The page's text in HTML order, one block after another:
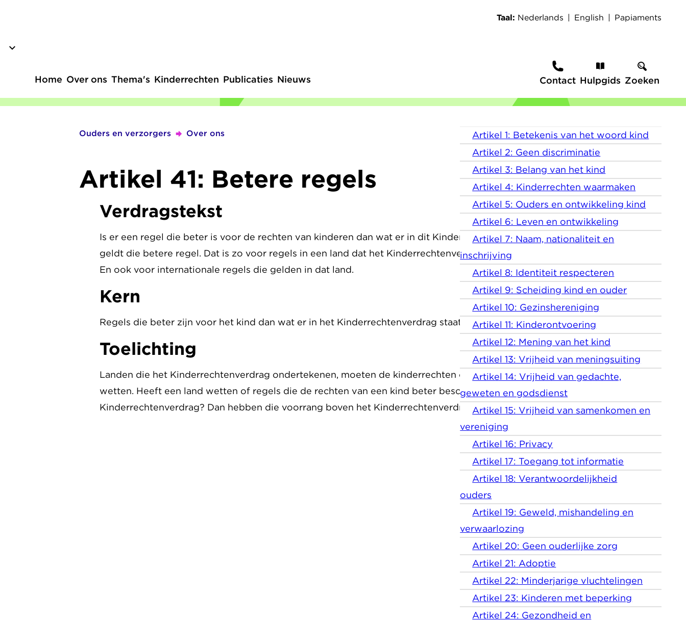
Home Over ons Thema's Kinderrechten Publicaties Nieuws
Secundaire
navigatie
Contact Hulpgids Zoeken
Taal Nederlands English Papiaments
Ouders en verzorgers Over ons
Artikel 41: Betere regels
Verdragstekst
Is er een regel die beter is voor de rechten van kinderen dan wat er in dit Kinderrechtenverdrag staat? Dan
geldt die betere regel. Dat is zo voor regels in een land dat het Kinderrechtenverdrag heeft ondertekend.
En ook voor internationale regels die gelden in dat land.
Kern
Regels die beter zijn voor het kind dan wat er in het Kinderrechtenverdrag staat, hebben voorrang.
Toelichting
Landen die het Kinderrechtenverdrag ondertekenen, moeten de kinderrechten opnemen in hun nationale
wetten. Heeft een land wetten of regels die de rechten van een kind beter beschermen dan het
Kinderrechtenverdrag? Dan hebben die voorrang boven het Kinderrechtenverdrag.
Kennismenu
Artikel 1: Betekenis van het woord kind
Artikel 2: Geen discriminatie
Artikel 3: Belang van het kind
Artikel 4: Kinderrechten waarmaken
Artikel 5: Ouders en ontwikkeling kind
Artikel 6: Leven en ontwikkeling
Artikel 7: Naam, nationaliteit en
inschrijving
Artikel 8: Identiteit respecteren
Artikel 9: Scheiding kind en ouder
Artikel 10: Gezinshereniging
Artikel 11: Kinderontvoering
Artikel 12: Mening van het kind
Artikel 13: Vrijheid van meningsuiting
Artikel 14: Vrijheid van gedachte,
geweten en godsdienst
Artikel 15: Vrijheid van samenkomen en
vereniging
Artikel 16: Privacy
Artikel 17: Toegang tot informatie
Artikel 18: Verantwoordelijkheid
ouders
Artikel 19: Geweld, mishandeling en
verwaarlozing
Artikel 20: Geen ouderlijke zorg
Artikel 21: Adoptie
Artikel 22: Minderjarige vluchtelingen
Artikel 23: Kinderen met beperking
Artikel 24: Gezondheid en